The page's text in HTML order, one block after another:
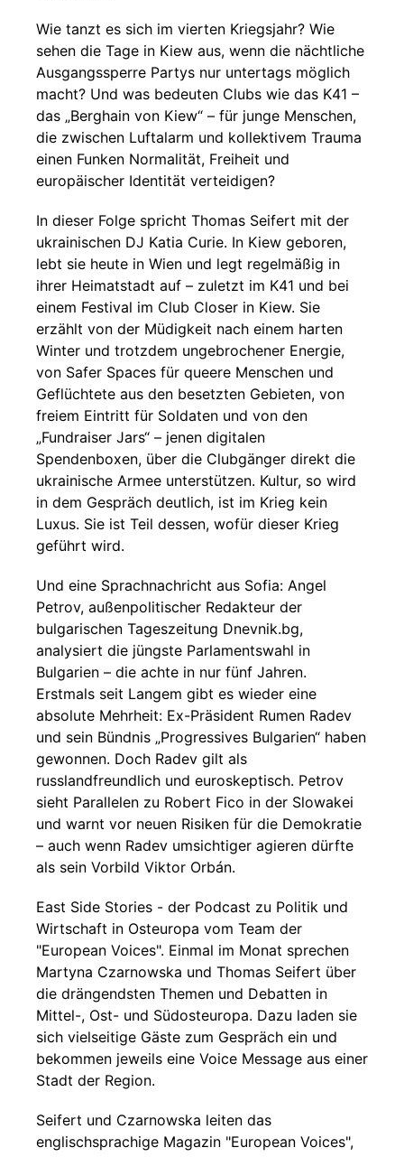
Wie tanzt es sich im vierten Kriegsjahr? Wie
sehen die Tage in Kiew aus, wenn die nächtliche
Ausgangssperre Partys nur untertags möglich
macht? Und was bedeuten Clubs wie das K41 –
das „Berghain von Kiew“ – für junge Menschen,
die zwischen Luftalarm und kollektivem Trauma
einen Funken Normalität, Freiheit und
europäischer Identität verteidigen?
In dieser Folge spricht Thomas Seifert mit der
ukrainischen DJ Katia Curie. In Kiew geboren,
lebt sie heute in Wien und legt regelmäßig in
ihrer Heimatstadt auf – zuletzt im K41 und bei
einem Festival im Club Closer in Kiew. Sie
erzählt von der Müdigkeit nach einem harten
Winter und trotzdem ungebrochener Energie,
von Safer Spaces für queere Menschen und
Geflüchtete aus den besetzten Gebieten, von
freiem Eintritt für Soldaten und von den
„Fundraiser Jars“ – jenen digitalen
Spendenboxen, über die Clubgänger direkt die
ukrainische Armee unterstützen. Kultur, so wird
in dem Gespräch deutlich, ist im Krieg kein
Luxus. Sie ist Teil dessen, wofür dieser Krieg
geführt wird.
Und eine Sprachnachricht aus Sofia: Angel
Petrov, außenpolitischer Redakteur der
bulgarischen Tageszeitung Dnevnik.bg,
analysiert die jüngste Parlamentswahl in
Bulgarien – die achte in nur fünf Jahren.
Erstmals seit Langem gibt es wieder eine
absolute Mehrheit: Ex-Präsident Rumen Radev
und sein Bündnis „Progressives Bulgarien“ haben
gewonnen. Doch Radev gilt als
russlandfreundlich und euroskeptisch. Petrov
sieht Parallelen zu Robert Fico in der Slowakei
und warnt vor neuen Risiken für die Demokratie
– auch wenn Radev umsichtiger agieren dürfte
als sein Vorbild Viktor Orbán.
East Side Stories - der Podcast zu Politik und
Wirtschaft in Osteuropa vom Team der
"European Voices". Einmal im Monat sprechen
Martyna Czarnowska und Thomas Seifert über
die drängendsten Themen und Debatten in
Mittel-, Ost- und Südosteuropa. Dazu laden sie
sich vielseitige Gäste zum Gespräch ein und
bekommen jeweils eine Voice Message aus einer
Stadt der Region.
Seifert und Czarnowska leiten das
englischsprachige Magazin "European Voices",